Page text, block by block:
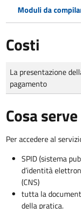
Moduli da
Costi
Tipo di pagamento
Importo
La presentazione
pagamento
Cosa serve
Per accedere al
SPID (sistema
d’identità
(CNS)
tutta la
della pratica.